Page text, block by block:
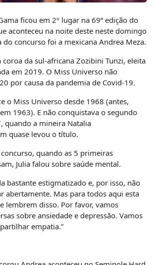
ficou em 2º lugar na 69ª edição do
aconteceu na noite deste neste domingo
do concurso foi a mexicana Andrea Meza.
coroa da sul-africana Zozibini Tunzi, eleita
em 2019. O Miss Universo não
por causa da pandemia de Covid-19.
o Miss Universo desde 1968 (antes,
1963). E não conquistava o segundo
quando a mineira Natalia
quase levou o título.
quando as 5 primeiras
Julia falou sobre saúde mental.
bastante estigmatizado e, por isso, não
abertamente. Mas para todos aqui esta
lembrem disso. Por favor, vamos
sobre ansiedade e depressão. Vamos
empatia.”